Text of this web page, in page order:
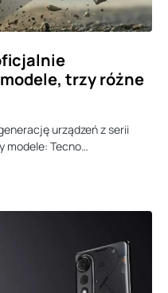
trzy różne
urządzeń z serii
modele: Tecno…